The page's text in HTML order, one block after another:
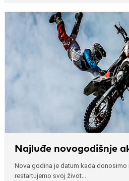
Najluđe novogodišnje
Nova godina je datum kada
restartujemo svoj život...